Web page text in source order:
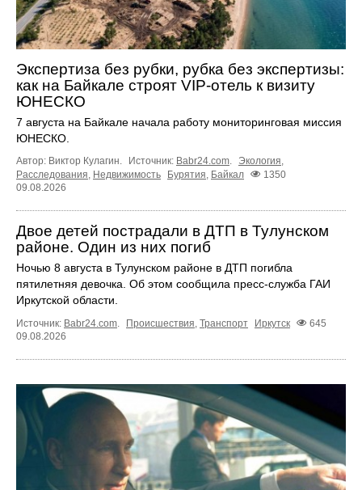
Экспертиза без рубки, рубка без экспертизы:
как на Байкале строят VIP-отель к визиту
ЮНЕСКО
7 августа на Байкале начала работу мониторинговая миссия
ЮНЕСКО.
Автор: Виктор Кулагин. Источник: Babr24.com. Экология,
Расследования, Недвижимость Бурятия, Байкал
1350
09.08.2026
Двое детей пострадали в ДТП в Тулунском
районе. Один из них погиб
Ночью 8 августа в Тулунском районе в ДТП погибла
пятилетняя девочка. Об этом сообщила пресс‑служба ГАИ
Иркутской области.
Источник: Babr24.com. Происшествия, Транспорт Иркутск
645
09.08.2026